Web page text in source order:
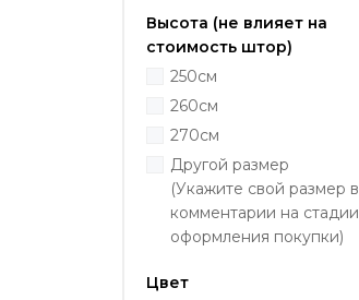
Высота (не влияет на
стоимость штор)
250см
260см
270см
Другой размер
(Укажите свой размер в
комментарии на стадии
оформления покупки)
Цвет